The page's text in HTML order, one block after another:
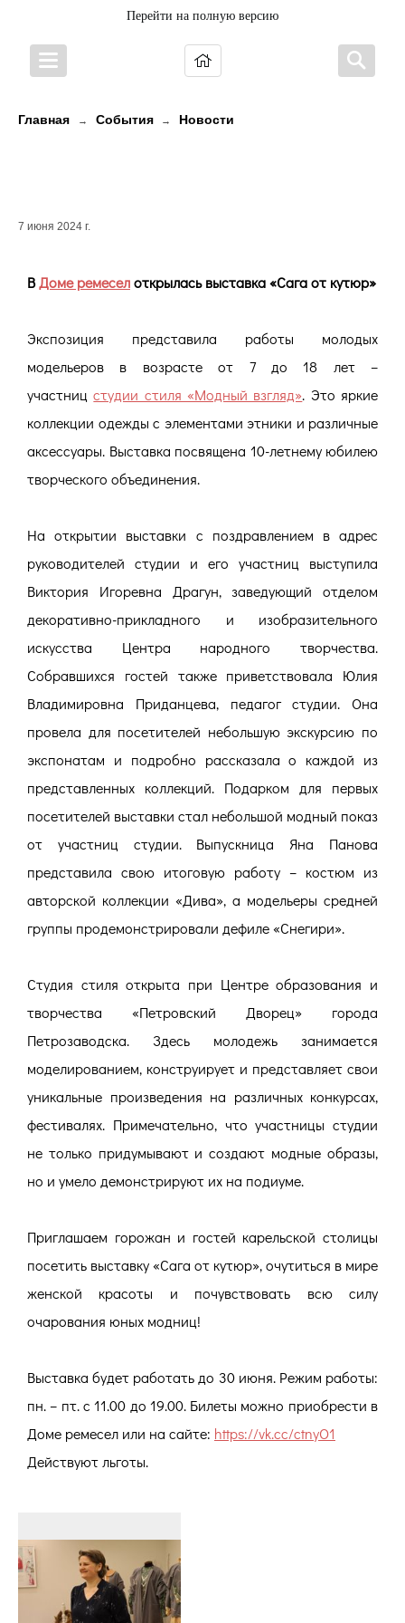
Перейти на полную версию
Главная → События → Новости
7 июня 2024 г.
ВДоме ремеселоткрылась выставка «Сага от кутюр»
Экспозиция представила работы молодых
модельеров в возрасте от 7 до 18 лет –
участницстудии стиля «Модный взгляд». Это яркие
коллекции одежды с элементами этники и различные
аксессуары. Выставка посвящена 10-летнему юбилею
творческого объединения.
На открытии выставки с поздравлением в адрес
руководителей студии и его участниц выступила
Виктория Игоревна Драгун, заведующий отделом
декоративно-прикладного и изобразительного
искусства Центра народного творчества.
Собравшихся гостей также приветствовала Юлия
Владимировна Приданцева, педагог студии. Она
провела для посетителей небольшую экскурсию по
экспонатам и подробно рассказала о каждой из
представленных коллекций. Подарком для первых
посетителей выставки стал небольшой модный показ
от участниц студии. Выпускница Яна Панова
представила свою итоговую работу – костюм из
авторской коллекции «Дива», а модельеры средней
группы продемонстрировали дефиле «Снегири».
Студия стиля открыта при Центре образования и
творчества «Петровский Дворец» города
Петрозаводска. Здесь молодежь занимается
моделированием, конструирует и представляет свои
уникальные произведения на различных конкурсах,
фестивалях. Примечательно, что участницы студии
не только придумывают и создают модные образы,
но и умело демонстрируют их на подиуме.
Приглашаем горожан и гостей карельской столицы
посетить выставку «Сага от кутюр», очутиться в мире
женской красоты и почувствовать всю силу
очарования юных модниц!
Выставка будет работать до 30 июня. Режим работы:
пн. – пт. с 11.00 до 19.00. Билеты можно приобрести в
Доме ремесел или на сайте: https://vk.cc/ctnyO1
Действуют льготы.